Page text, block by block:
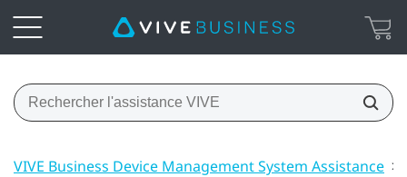
VIVE Business Device Management System Assistance >